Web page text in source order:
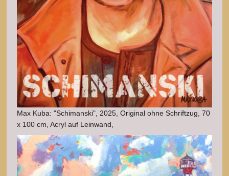
Max Kuba: "Schimanski", 2025, Original ohne Schriftzug, 70
x 100 cm, Acryl auf Leinwand,